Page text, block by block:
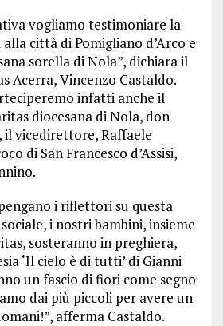
vogliamo testimoniare la
città di Pomigliano d’Arco e
sorella di Nola”, dichiara il
Acerra, Vincenzo Castaldo.
infatti anche il
diocesana di Nola, don
vicedirettore, Raffaele
di San Francesco d’Assisi,
i riflettori su questa
i nostri bambini, insieme
sosteranno in preghiera,
‘Il cielo è di tutti’ di Gianni
un fascio di fiori come segno
dai più piccoli per avere un
afferma Castaldo.